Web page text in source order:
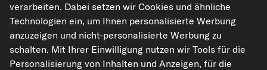
Original-Ersatzteilnummern anzeigen
Fahrzeugtypen
verarbeiten. Dabei setzen wir Cookies und ähnliche
Technologien ein, um Ihnen personalisierte Werbung
anzuzeigen und nicht-personalisierte Werbung zu
schalten. Mit Ihrer Einwilligung nutzen wir Tools für die
Personalisierung von Inhalten und Anzeigen, für die